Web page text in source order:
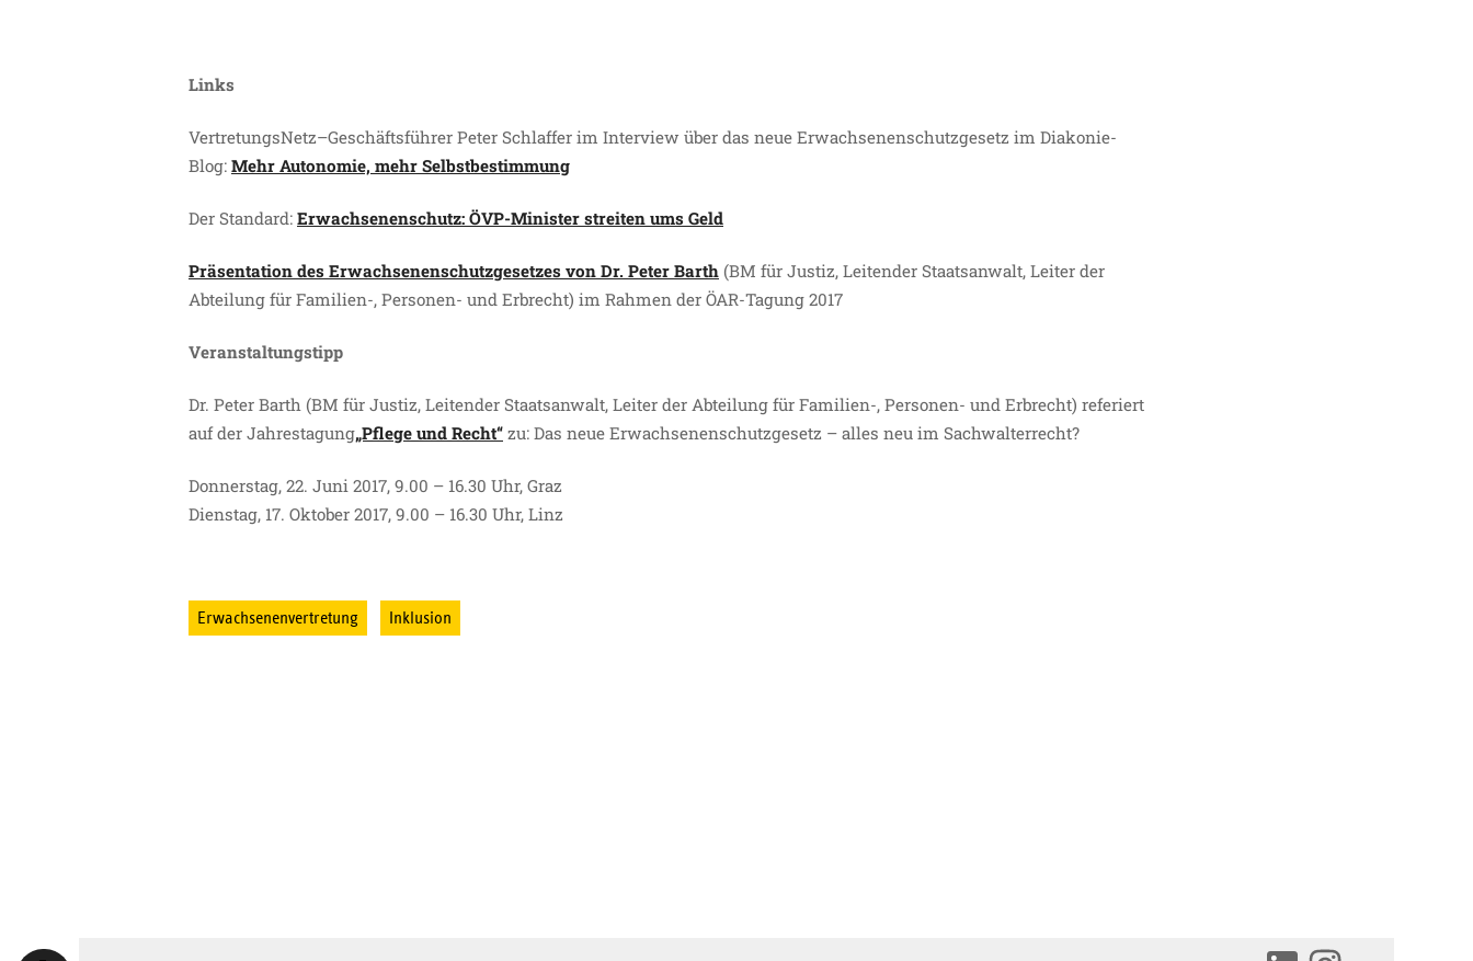
Links
VertretungsNetz–Geschäftsführer Peter Schlaffer im Interview über das neue Erwachsenenschutzgesetz im Diakonie-
Blog: Mehr Autonomie, mehr Selbstbestimmung
Der Standard: Erwachsenenschutz: ÖVP-Minister streiten ums Geld
Präsentation des Erwachsenenschutzgesetzes von Dr. Peter Barth (BM für Justiz, Leitender Staatsanwalt, Leiter der
Abteilung für Familien-, Personen- und Erbrecht) im Rahmen der ÖAR-Tagung 2017
Veranstaltungstipp
Dr. Peter Barth (BM für Justiz, Leitender Staatsanwalt, Leiter der Abteilung für Familien-, Personen- und Erbrecht) referiert
auf der Jahrestagung„Pflege und Recht“ zu: Das neue Erwachsenenschutzgesetz – alles neu im Sachwalterrecht?
Donnerstag, 22. Juni 2017, 9.00 – 16.30 Uhr, Graz
Dienstag, 17. Oktober 2017, 9.00 – 16.30 Uhr, Linz
Erwachsenenvertretung Inklusion